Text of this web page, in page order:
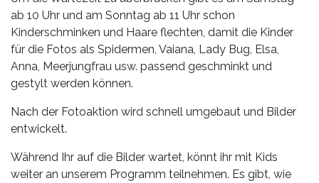
ab 10 Uhr und am Sonntag ab 11 Uhr schon
Kinderschminken und Haare flechten, damit die Kinder
für die Fotos als Spidermen, Vaiana, Lady Bug, Elsa,
Anna, Meerjungfrau usw. passend geschminkt und
gestylt werden können.
Nach der Fotoaktion wird schnell umgebaut und Bilder
entwickelt.
Während Ihr auf die Bilder wartet, könnt ihr mit Kids
weiter an unserem Programm teilnehmen. Es gibt, wie